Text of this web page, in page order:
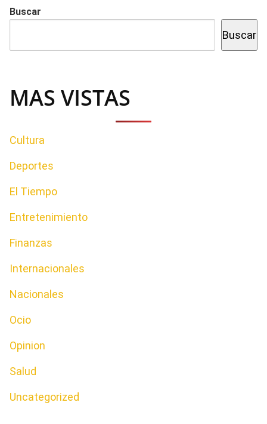
Buscar
Buscar
MAS VISTAS
Cultura
Deportes
El Tiempo
Entretenimiento
Finanzas
Internacionales
Nacionales
Ocio
Opinion
Salud
Uncategorized